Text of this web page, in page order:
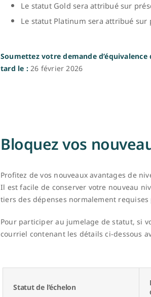
Le statut Gold sera attribué sur
Le statut Platinum sera attribué sur
Soumettez votre demande
tard le :26 février 2026
Bloquez vos
Profitez de vos nouveaux avantages de
Il est facile de conserver votre nouveau
tiers des dépenses normalement
Pour participer au jumelage de statut, si
courriel contenant les détails ci-dessous
Statut de l’échelon